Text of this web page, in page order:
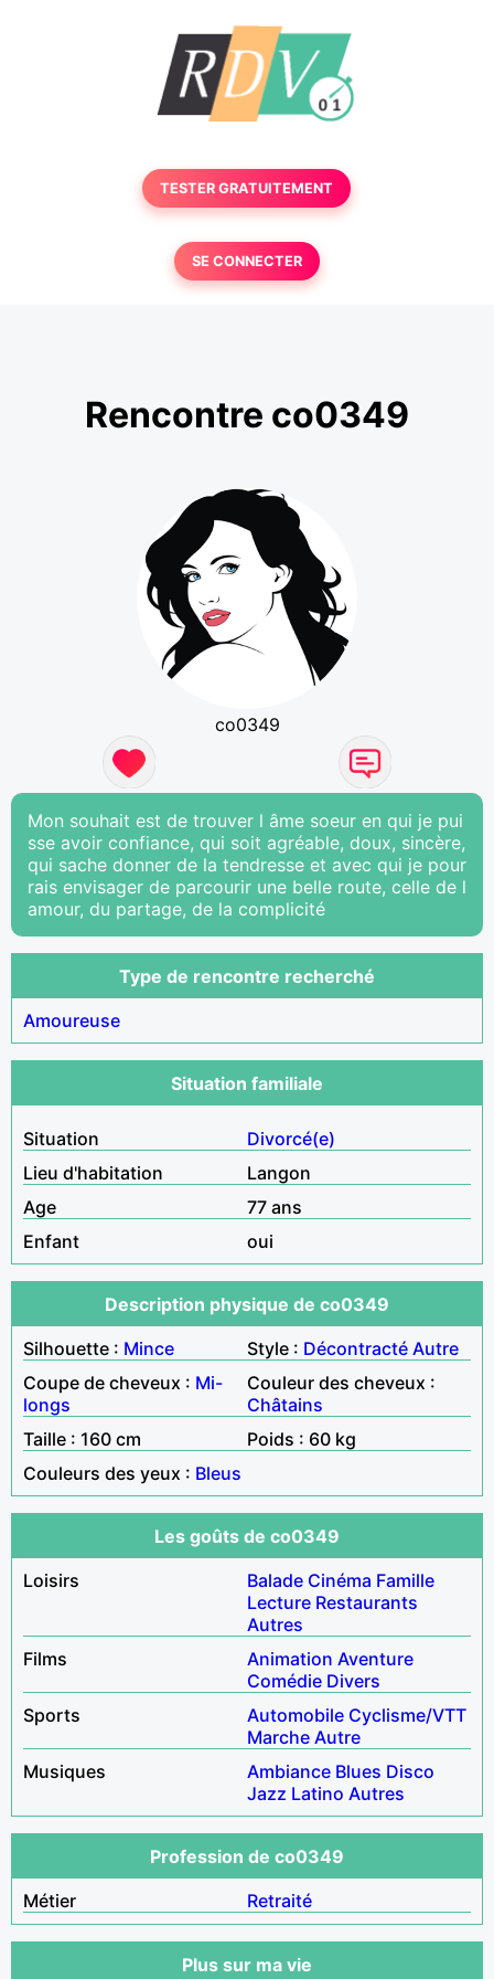
TESTER GRATUITEMENT
SE CONNECTER
Rencontre co0349
co0349
Mon souhait est de trouver l âme soeur en qui je pui
sse avoir confiance, qui soit agréable, doux, sincère,
qui sache donner de la tendresse et avec qui je pour
rais envisager de parcourir une belle route, celle de l
amour, du partage, de la complicité
Type de rencontre recherché
Amoureuse
Situation familiale
Situation
Divorcé(e)
Lieu d'habitation
Langon
Age
77 ans
Enfant
oui
Description physique de co0349
Silhouette : Mince Style : Décontracté Autre
Coupe de cheveux : Mi-
longs
Couleur des cheveux :
Châtains
Taille : 160 cm
Poids : 60 kg
Couleurs des yeux : Bleus
Les goûts de co0349
Loisirs
Balade Cinéma Famille
Lecture Restaurants
Autres
Films
Animation Aventure
Comédie Divers
Sports
Automobile Cyclisme/VTT
Marche Autre
Musiques
Ambiance Blues Disco
Jazz Latino Autres
Profession de co0349
Métier
Retraité
Plus sur ma vie